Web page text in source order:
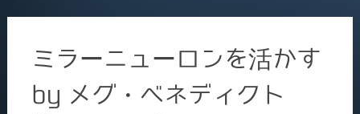
ミラーニューロンを活かす
by メグ・ベネディクト